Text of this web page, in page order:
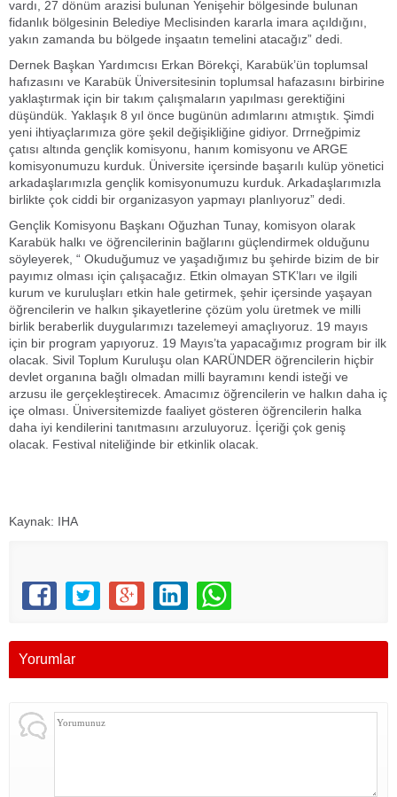
vardı, 27 dönüm arazisi bulunan Yenişehir bölgesinde bulunan
fidanlık bölgesinin Belediye Meclisinden kararla imara açıldığını,
yakın zamanda bu bölgede inşaatın temelini atacağız” dedi.
Dernek Başkan Yardımcısı Erkan Börekçi, Karabük’ün toplumsal
hafızasını ve Karabük Üniversitesinin toplumsal hafazasını birbirine
yaklaştırmak için bir takım çalışmaların yapılması gerektiğini
düşündük. Yaklaşık 8 yıl önce bugünün adımlarını atmıştık. Şimdi
yeni ihtiyaçlarımıza göre şekil değişikliğine gidiyor. Drrneğpimiz
çatısı altında gençlik komisyonu, hanım komisyonu ve ARGE
komisyonumuzu kurduk. Üniversite içersinde başarılı kulüp yönetici
arkadaşlarımızla gençlik komisyonumuzu kurduk. Arkadaşlarımızla
birlikte çok ciddi bir organizasyon yapmayı planlıyoruz” dedi.
Gençlik Komisyonu Başkanı Oğuzhan Tunay, komisyon olarak
Karabük halkı ve öğrencilerinin bağlarını güçlendirmek olduğunu
söyleyerek, “ Okuduğumuz ve yaşadığımız bu şehirde bizim de bir
payımız olması için çalışacağız. Etkin olmayan STK’ları ve ilgili
kurum ve kuruluşları etkin hale getirmek, şehir içersinde yaşayan
öğrencilerin ve halkın şikayetlerine çözüm yolu üretmek ve milli
birlik beraberlik duygularımızı tazelemeyi amaçlıyoruz. 19 mayıs
için bir program yapıyoruz. 19 Mayıs’ta yapacağımız program bir ilk
olacak. Sivil Toplum Kuruluşu olan KARÜNDER öğrencilerin hiçbir
devlet organına bağlı olmadan milli bayramını kendi isteği ve
arzusu ile gerçekleştirecek. Amacımız öğrencilerin ve halkın daha iç
içe olması. Üniversitemizde faaliyet gösteren öğrencilerin halka
daha iyi kendilerini tanıtmasını arzuluyoruz. İçeriği çok geniş
olacak. Festival niteliğinde bir etkinlik olacak.
Kaynak: IHA
Yorumlar